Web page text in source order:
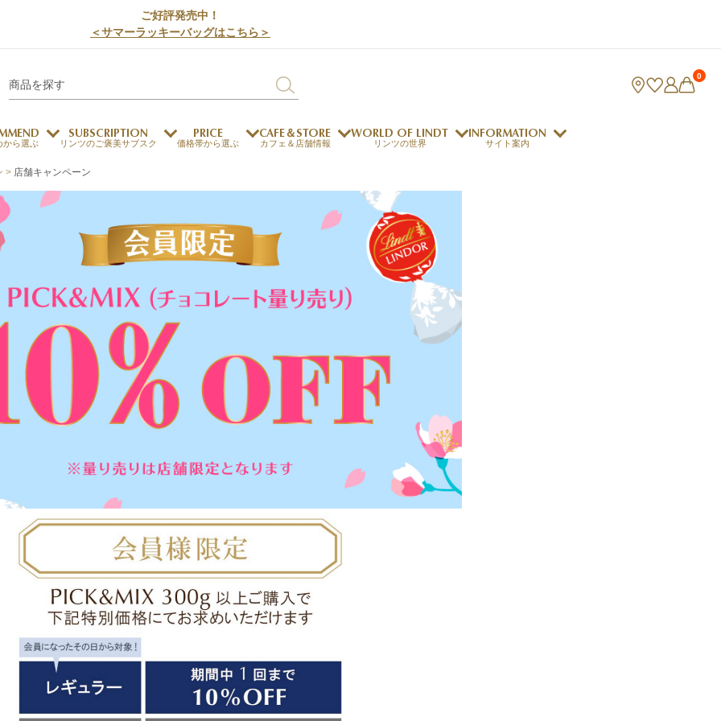
ご好評発売中！
＜サマーラッキーバッグはこちら＞
0
ェイファー
ドバイスタイル
チョコレート
クレマジェラータ
すべて
カード対応
法人ギフト
から選ぶ
中元
SUBSCRIPTION
リンツのご褒美サブスク
PRICE
価格帯から選ぶ
CAFE＆STORE
カフェ＆店舗情報
メニュー デジタルギフト
WORLD OF LINDT
リンツの世界
サステナビリティ
メートルショコラティエ
チョコレートとのマッチング
チョコレートとコーヒー
チョコレートとワイン
チョコレートと紅茶
リンツのチョコレートレシピ
ロジャーフェデラー
INFORMATION
サイト案内
店舗キャンペーン